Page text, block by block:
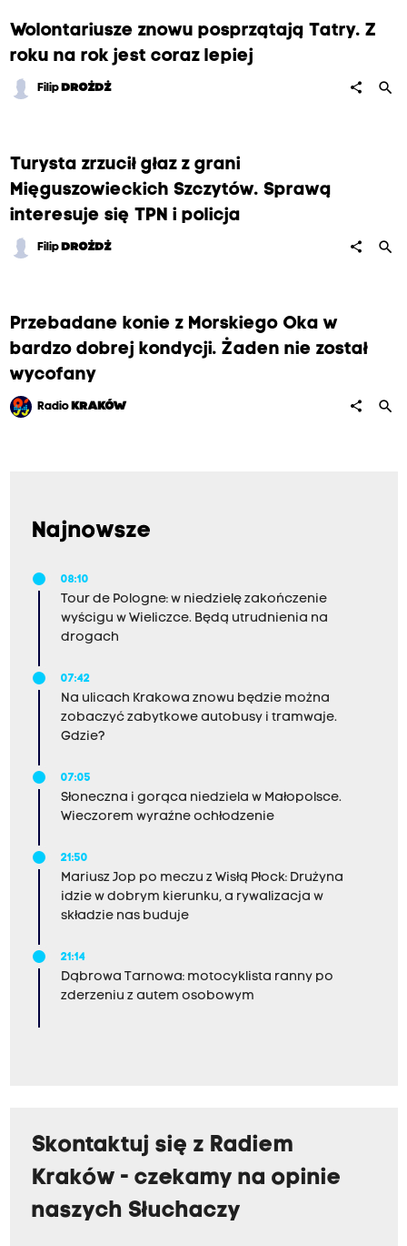
Wolontariusze znowu posprzątają Tatry. Z
roku na rok jest coraz lepiej
Filip DROŻDŻ share search
Turysta zrzucił głaz z grani
Mięguszowieckich Szczytów. Sprawą
interesuje się TPN i policja
Filip DROŻDŻ share search
Przebadane konie z Morskiego Oka w
bardzo dobrej kondycji. Żaden nie został
wycofany
Radio KRAKÓW share search
Najnowsze
08:10
Tour de Pologne: w niedzielę zakończenie
wyścigu w Wieliczce. Będą utrudnienia na
drogach
07:42
Na ulicach Krakowa znowu będzie można
zobaczyć zabytkowe autobusy i tramwaje.
Gdzie?
07:05
Słoneczna i gorąca niedziela w Małopolsce.
Wieczorem wyraźne ochłodzenie
21:50
Mariusz Jop po meczu z Wisłą Płock: Drużyna
idzie w dobrym kierunku, a rywalizacja w
składzie nas buduje
21:14
Dąbrowa Tarnowa: motocyklista ranny po
zderzeniu z autem osobowym
Skontaktuj się z Radiem
Kraków - czekamy na opinie
naszych Słuchaczy